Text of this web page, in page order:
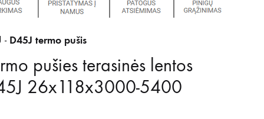
- D45J termo pušis
pušies terasinės lentos
26x118x3000-5400